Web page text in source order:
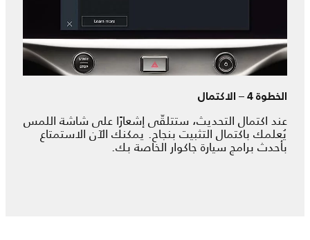
الخطوة 4 – الاكتمال
عند اكتمال التحديث، ستتلقّى إشعارًا على شاشة اللمس
يُعلمك باكتمال التثبيت بنجاح. يمكنك الآن الاستمتاع
بأحدث برامج سيارة جاكوار الخاصة بك.